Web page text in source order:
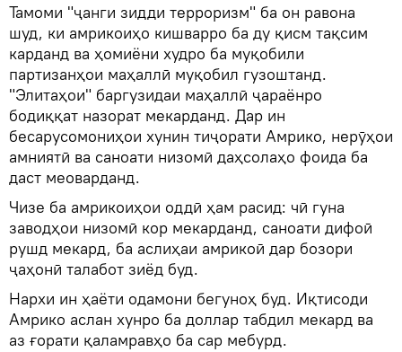
Тамоми "ҷанги зидди терроризм" ба он равона
шуд, ки амрикоиҳо кишварро ба ду қисм тақсим
карданд ва ҳомиёни худро ба муқобили
партизанҳои маҳаллӣ муқобил гузоштанд.
"Элитаҳои" баргузидаи маҳаллӣ ҷараёнро
бодиққат назорат мекарданд. Дар ин
бесарусомониҳои хунин тиҷорати Амрико, нерӯҳои
амниятӣ ва саноати низомӣ даҳсолаҳо фоида ба
даст меоварданд.
Чизе ба амрикоиҳои оддӣ ҳам расид: чӣ гуна
заводҳои низомӣ кор мекарданд, саноати дифоӣ
рушд мекард, ба аслиҳаи амрикоӣ дар бозори
ҷаҳонӣ талабот зиёд буд.
Нархи ин ҳаёти одамони бегуноҳ буд. Иқтисоди
Амрико аслан хунро ба доллар табдил мекард ва
аз ғорати қаламравҳо ба сар мебурд.